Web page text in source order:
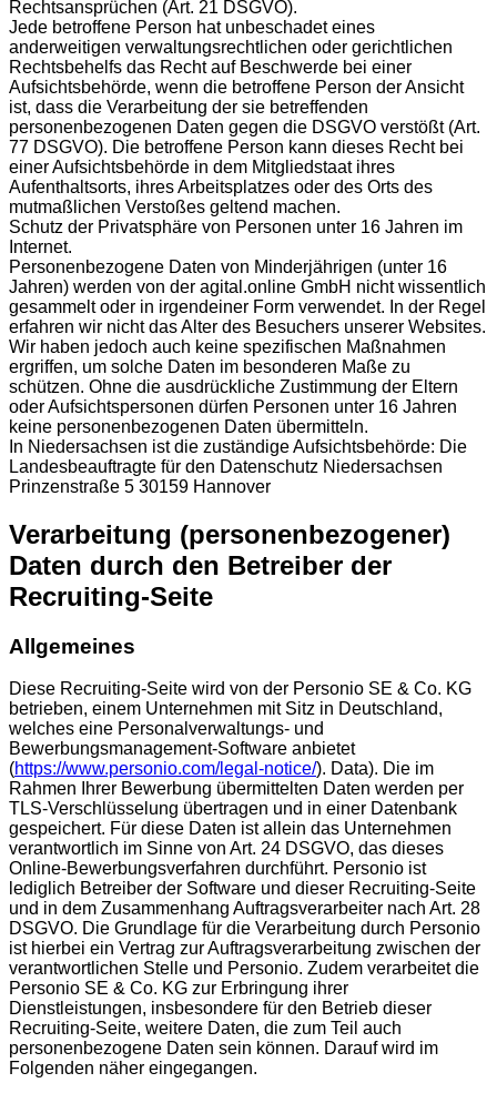
Rechtsansprüchen (Art. 21 DSGVO).
Jede betroffene Person hat unbeschadet eines
anderweitigen verwaltungsrechtlichen oder gerichtlichen
Rechtsbehelfs das Recht auf Beschwerde bei einer
Aufsichtsbehörde, wenn die betroffene Person der Ansicht
ist, dass die Verarbeitung der sie betreffenden
personenbezogenen Daten gegen die DSGVO verstößt (Art.
77 DSGVO). Die betroffene Person kann dieses Recht bei
einer Aufsichtsbehörde in dem Mitgliedstaat ihres
Aufenthaltsorts, ihres Arbeitsplatzes oder des Orts des
mutmaßlichen Verstoßes geltend machen.
Schutz der Privatsphäre von Personen unter 16 Jahren im
Internet.
Personenbezogene Daten von Minderjährigen (unter 16
Jahren) werden von der agital.online GmbH nicht wissentlich
gesammelt oder in irgendeiner Form verwendet. In der Regel
erfahren wir nicht das Alter des Besuchers unserer Websites.
Wir haben jedoch auch keine spezifischen Maßnahmen
ergriffen, um solche Daten im besonderen Maße zu
schützen. Ohne die ausdrückliche Zustimmung der Eltern
oder Aufsichtspersonen dürfen Personen unter 16 Jahren
keine personenbezogenen Daten übermitteln.
In Niedersachsen ist die zuständige Aufsichtsbehörde: Die
Landesbeauftragte für den Datenschutz Niedersachsen
Prinzenstraße 5 30159 Hannover
Verarbeitung (personenbezogener)
Daten durch den Betreiber der
Recruiting-Seite
Allgemeines
Diese Recruiting-Seite wird von der Personio SE & Co. KG
betrieben, einem Unternehmen mit Sitz in Deutschland,
welches eine Personalverwaltungs- und
Bewerbungsmanagement-Software anbietet
(https://www.personio.com/legal-notice/). Data). Die im
Rahmen Ihrer Bewerbung übermittelten Daten werden per
TLS-Verschlüsselung übertragen und in einer Datenbank
gespeichert. Für diese Daten ist allein das Unternehmen
verantwortlich im Sinne von Art. 24 DSGVO, das dieses
Online-Bewerbungsverfahren durchführt. Personio ist
lediglich Betreiber der Software und dieser Recruiting-Seite
und in dem Zusammenhang Auftragsverarbeiter nach Art. 28
DSGVO. Die Grundlage für die Verarbeitung durch Personio
ist hierbei ein Vertrag zur Auftragsverarbeitung zwischen der
verantwortlichen Stelle und Personio. Zudem verarbeitet die
Personio SE & Co. KG zur Erbringung ihrer
Dienstleistungen, insbesondere für den Betrieb dieser
Recruiting-Seite, weitere Daten, die zum Teil auch
personenbezogene Daten sein können. Darauf wird im
Folgenden näher eingegangen.